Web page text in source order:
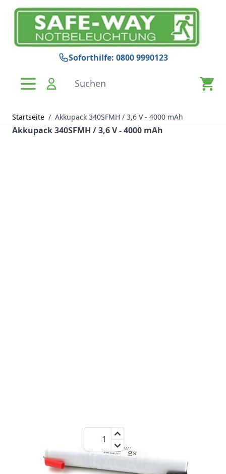
Zum Inhalt springen
Soforthilfe: 0800 9990123
Suchen
Startseite / Akkupack 340SFMH / 3,6 V - 4000 mAh
Akkupack 340SFMH / 3,6 V - 4000 mAh
Menge
Batterie ohne Anschlußkabel, separat bestellen